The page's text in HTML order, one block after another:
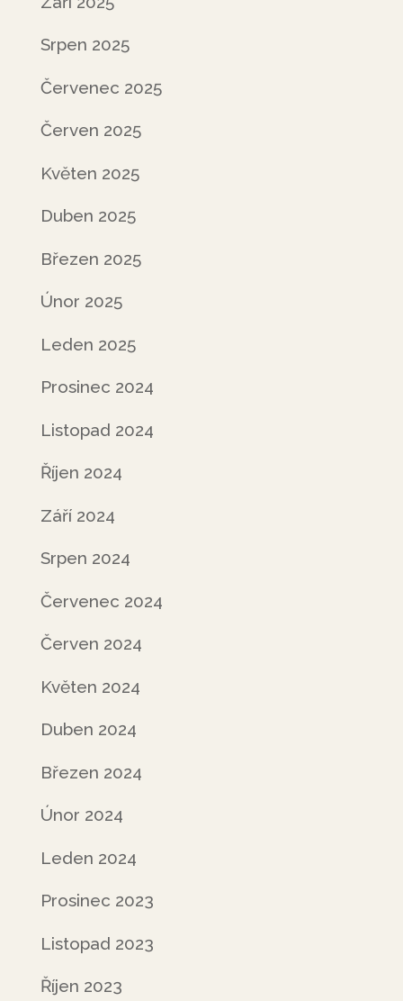
Srpen 2025
Červenec 2025
Červen 2025
Květen 2025
Duben 2025
Březen 2025
Únor 2025
Leden 2025
Prosinec 2024
Listopad 2024
Říjen 2024
Září 2024
Srpen 2024
Červenec 2024
Červen 2024
Květen 2024
Duben 2024
Březen 2024
Únor 2024
Leden 2024
Prosinec 2023
Listopad 2023
Říjen 2023